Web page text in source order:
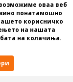
ОДBEST NET
оваа веб
понатамошно
корисничко
на нашата
на колачиња.